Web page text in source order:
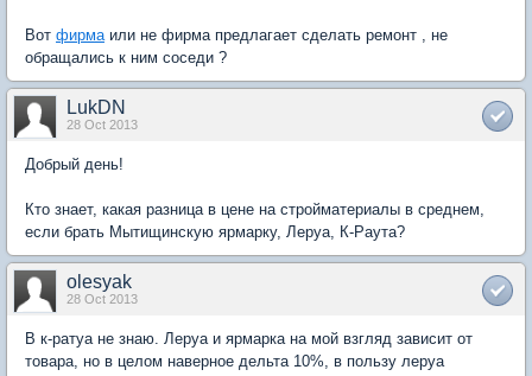
Вот фирмаили не фирма предлагает сделать ремонт , не
обращались к ним соседи ?
LukDN
28 Oct 2013
Добрый день!
Кто знает, какая разница в цене на стройматериалы в среднем,
если брать Мытищинскую ярмарку, Леруа, К-Раута?
olesyak
28 Oct 2013
В к-ратуа не знаю. Леруа и ярмарка на мой взгляд зависит от
товара, но в целом наверное дельта 10%, в пользу леруа